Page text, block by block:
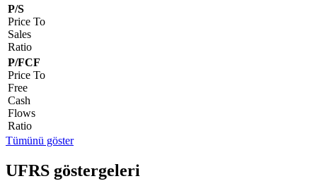
P/S
Price To
Sales
Ratio
P/FCF
Price To
Free
Cash
Flows
Ratio
Tümünü göster
UFRS göstergeleri